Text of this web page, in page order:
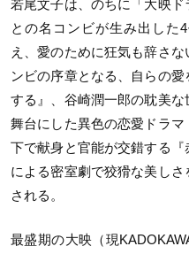
若尾文子は、のちに「大映
との名コンビが生み出した
え、愛のために狂気も辞さ
ンビの序章となる、自らの
する』、谷崎潤一郎の耽美
舞台にした異色の恋愛ドラ
下で献身と官能が交錯する
による密室劇で狡猾な美し
される。
最盛期の大映（現